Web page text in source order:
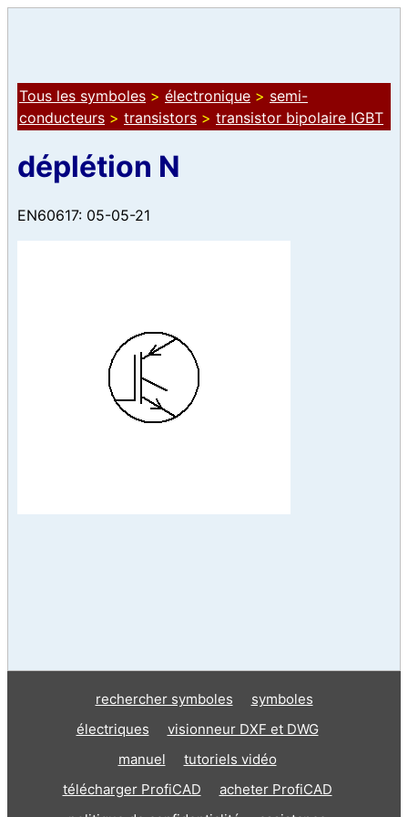
Tous les symboles > électronique > semi-
conducteurs > transistors > transistor bipolaire IGBT
déplétion N
EN60617: 05-05-21
rechercher symboles
symboles
électriques
visionneur DXF et DWG
manuel
tutoriels vidéo
télécharger ProfiCAD
acheter ProfiCAD